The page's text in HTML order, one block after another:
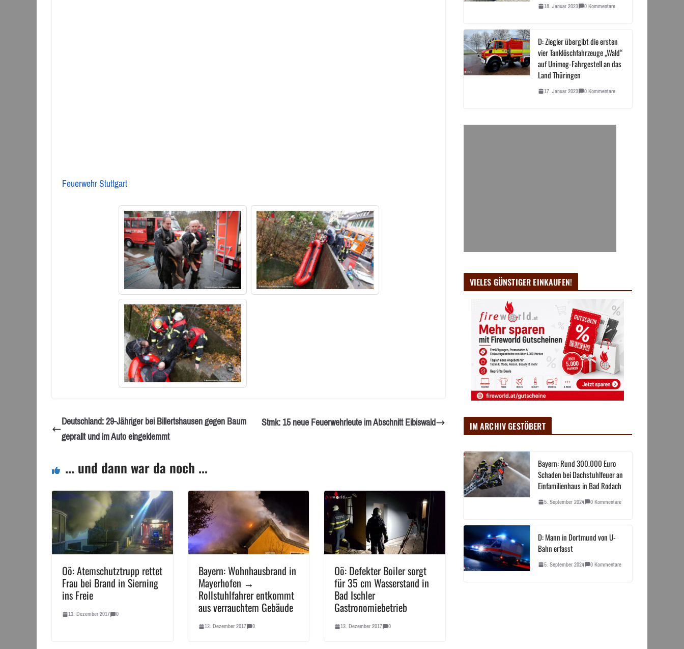
Feuerwehr Stuttgart
Deutschland: 29-Jähriger bei Billertshausen gegen Baum
geprallt und im Auto eingeklemmt
Stmk: 15 neue Feuerwehrleute im Abschnitt Eibiswald
... und dann war da noch ...
Oö: Atemschutztrupp rettet
Frau bei Brand in Sierning
ins Freie
13. Dezember 2017 0
Bayern: Wohnhausbrand in
Mayerhofen →
Rollstuhlfahrer entkommt
aus verrauchtem Gebäude
13. Dezember 2017 0
Oö: Defekter Boiler sorgt
für 35 cm Wasserstand in
Bad Ischler
Gastronomiebetrieb
13. Dezember 2017 0
18. Januar 2023 0 Kommentare
D: Ziegler übergibt die ersten
vier Tanklöschfahrzeuge „Wald“
auf Unimog-Fahrgestell an das
Land Thüringen
17. Januar 2023 0 Kommentare
VIELES GÜNSTIGER EINKAUFEN!
IM ARCHIV GESTÖBERT
Bayern: Rund 300.000 Euro
Schaden bei Dachstuhlfeuer an
Einfamilienhaus in Bad Rodach
5. September 2024 0 Kommentare
D: Mann in Dortmund von U-
Bahn erfasst
5. September 2024 0 Kommentare